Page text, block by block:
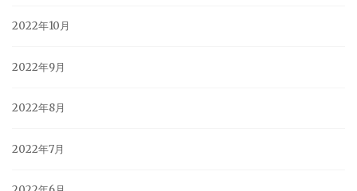
2022年10月
2022年9月
2022年8月
2022年7月